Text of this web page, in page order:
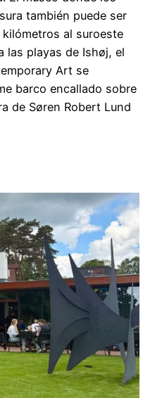
también puede ser
al suroeste
las playas de Ishøj, el
Art se
barco encallado sobre
de Søren Robert Lund